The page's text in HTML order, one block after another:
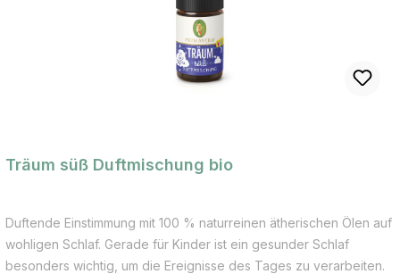
Haut und ist darüber hinaus sehr hautpflegend (besonders
geeignet auch bei trockener und empfindlicher Haut).
Träum süß Duftmischung bio
Duftende Einstimmung mit 100 % naturreinen ätherischen Ölen auf
wohligen Schlaf. Gerade für Kinder ist ein gesunder Schlaf
besonders wichtig, um die Ereignisse des Tages zu verarbeiten.